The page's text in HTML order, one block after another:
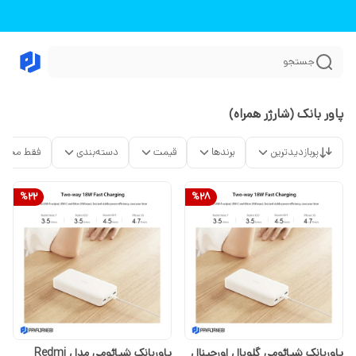
جستجو
پاور بانک (شارژر همراه)
پربازدیدترین برندها قیمت دسته‌بندی فقط
%28
پاوربانک شیائومی گلوبال اورجینال
%22
پاوربانک شیائومی مدل Redmi